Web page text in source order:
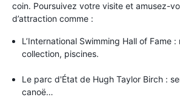
coin. Poursuivez votre visite et amusez-
d’attraction comme :
L’International Swimming Hall of Fame :
collection, piscines.
Le parc d'État de Hugh Taylor Birch :
canoë…